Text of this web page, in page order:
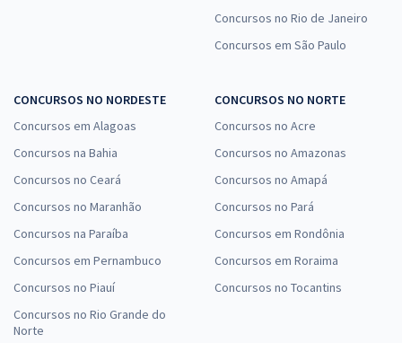
Concursos no Rio de Janeiro
Concursos em São Paulo
CONCURSOS NO NORDESTE
Concursos em Alagoas
Concursos na Bahia
Concursos no Ceará
Concursos no Maranhão
Concursos na Paraíba
Concursos em Pernambuco
Concursos no Piauí
Concursos no Rio Grande do
Norte
CONCURSOS NO NORTE
Concursos no Acre
Concursos no Amazonas
Concursos no Amapá
Concursos no Pará
Concursos em Rondônia
Concursos em Roraima
Concursos no Tocantins